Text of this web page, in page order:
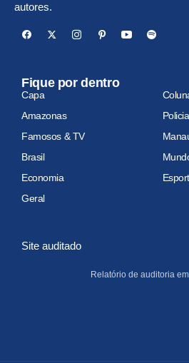
autores.
Fique por dentro
Capa
Amazonas
Famosos & TV
Brasil
Economia
Geral
Site auditado
Relatório de auditoria